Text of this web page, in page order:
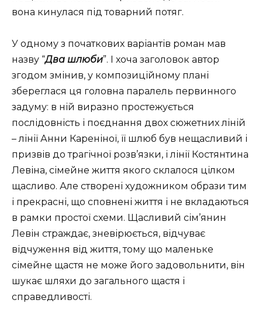
вона кинулася під товарний потяг.
У одному з початкових варіантів роман мав
назву “Два шлюби”. І хоча заголовок автор
згодом змінив, у композиційному плані
збереглася ця головна паралель первинного
задуму: в ній виразно простежується
послідовність і поєднання двох сюжетних ліній
– лінії Анни Кареніної, її шлюб був нещасливий і
призвів до трагічної розв’язки, і лінії Костянтина
Левіна, сімейне життя якого склалося цілком
щасливо. Але створені художником образи тим
і прекрасні, що сповнені життя і не вкладаються
в рамки простої схеми. Щасливий сім’янин
Левін страждає, зневірюється, відчуває
відчуження від життя, тому що маленьке
сімейне щастя не може його задовольнити, він
шукає шляхи до загального щастя і
справедливості.